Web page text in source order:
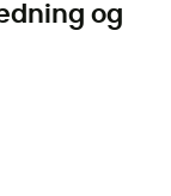
og